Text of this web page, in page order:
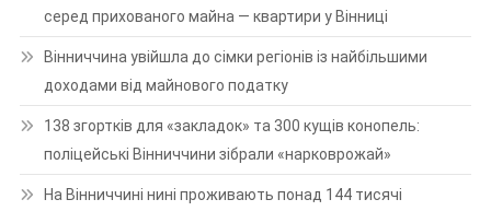
серед прихованого майна — квартири у Вінниці
Вінниччина увійшла до сімки регіонів із найбільшими
доходами від майнового податку
138 згортків для «закладок» та 300 кущів конопель:
поліцейські Вінниччини зібрали «нарковрожай»
На Вінниччині нині проживають понад 144 тисячі